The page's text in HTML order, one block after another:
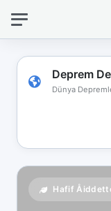
Deprem
Dünya
Hafif